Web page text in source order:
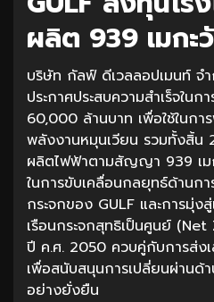
ผลิต 939 เมกะ
บริษัท กัลฟ์ ดีเวลลอปเมนท์ จ
ประกาศประสบความสำเร็จในก
60,000 ล้านบาท เพื่อใช้ในกา
พลังงานหมุนเวียน รวมทั้งสิ้น
ผลิตไฟฟ้าตามสัญญา 939 เม
ในการขับเคลื่อนกลยุทธ์ด้านก
กระจกของ GULF และการมุ่ง
เรือนกระจกสุทธิเป็นศูนย์
ปี ค.ศ. 2050 ควบคู่กับการส่งเ
เพื่อสนับสนุนการเปลี่ยนผ่านด้
อย่างยั่งยืน